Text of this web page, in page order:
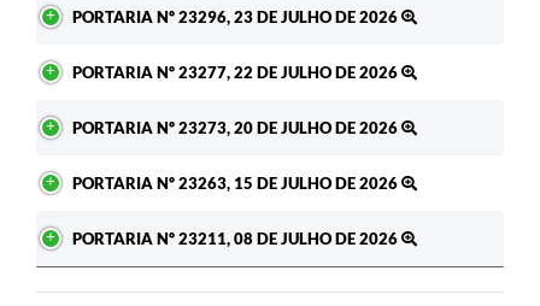
PORTARIA Nº 23296, 23 DE JULHO DE 2026
PORTARIA Nº 23277, 22 DE JULHO DE 2026
PORTARIA Nº 23273, 20 DE JULHO DE 2026
PORTARIA Nº 23263, 15 DE JULHO DE 2026
PORTARIA Nº 23211, 08 DE JULHO DE 2026